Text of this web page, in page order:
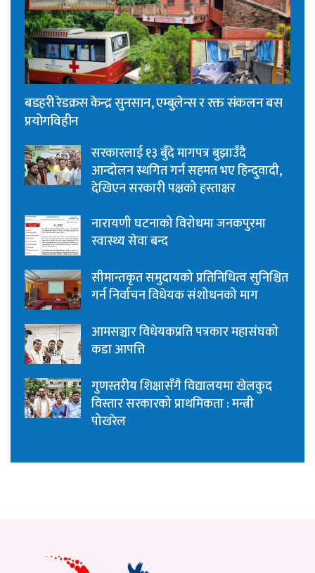
बडहरी रेडक्रस केन्द्र सुनसान, एम्बुलेन्स र रक्त संकलन बस
प्रयोगविहीन
सरकारलाई १३ बुँदे मागपत्र बुझाउँदै
आन्दोलन स्थगित गर्न सहमत भए हिन्दुवादी,
देखिएन सरकारी पक्षको हस्ताक्षर
नारायणी घटनाको विरोधमा जनकपुरमा
स्वास्थ्य सेवा बन्द
सीमान्तकृत समुदायको प्रतिनिधित्व सुनिश्चित
गर्न निर्वाचन विधेयक संशोधनको माग
आमसञ्चार विधेयकप्रति पत्रकार महासंघको
कडा आपत्ति
गुणस्तरीय शिक्षासँगै विद्यालयमा खेलकुद
विस्तार सरकारको प्राथमिकता : मन्त्री
पोखरेल